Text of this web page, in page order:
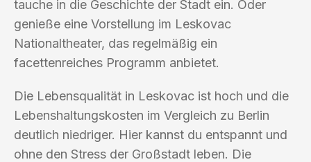
tauche in die Geschichte der Stadt ein. Oder
genieße eine Vorstellung im Leskovac
Nationaltheater, das regelmäßig ein
facettenreiches Programm anbietet.
Die Lebensqualität in Leskovac ist hoch und die
Lebenshaltungskosten im Vergleich zu Berlin
deutlich niedriger. Hier kannst du entspannt und
ohne den Stress der Großstadt leben. Die